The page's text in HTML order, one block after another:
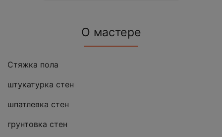
О мастере
Стяжка пола
штукатурка стен
шпатлевка стен
грунтовка стен